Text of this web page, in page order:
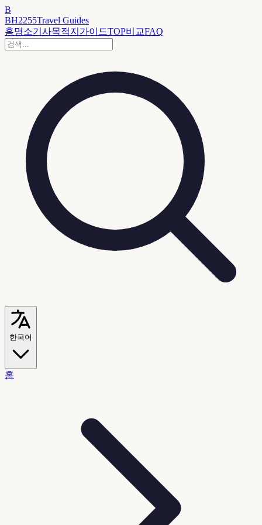
B
BH2255Travel Guides
홈명소기사목적지 가이드TOP비교FAQ
한국어
홈